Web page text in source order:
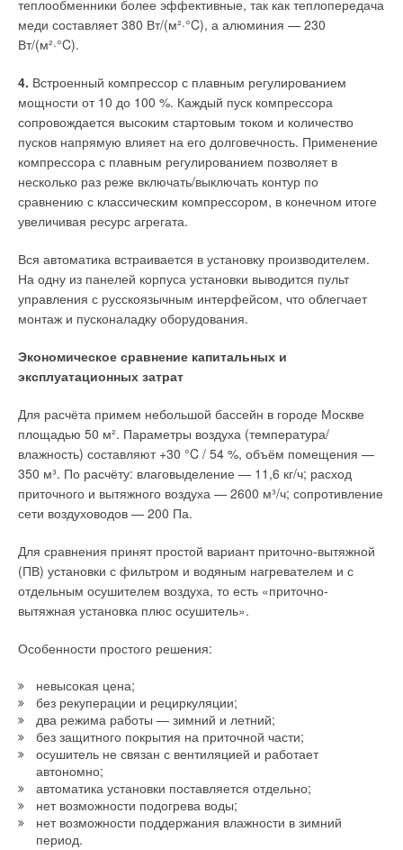
теплообменники более эффективные, так как теплопередача
меди составляет 380 Вт/(м²·°C), а алюминия — 230
Вт/(м²·°C).
4. Встроенный компрессор с плавным регулированием
мощности от 10 до 100 %. Каждый пуск компрессора
сопровождается высоким стартовым током и количество
пусков напрямую влияет на его долговечность. Применение
компрессора с плавным регулированием позволяет в
несколько раз реже включать/выключать контур по
сравнению с классическим компрессором, в конечном итоге
увеличивая ресурс агрегата.
Вся автоматика встраивается в установку производителем.
На одну из панелей корпуса установки выводится пульт
управления с русскоязычным интерфейсом, что облегчает
монтаж и пусконаладку оборудования.
Экономическое сравнение капитальных и
эксплуатационных затрат
Для расчёта примем небольшой бассейн в городе Москве
площадью 50 м². Параметры воздуха (температура/
влажность) составляют +30 °C / 54 %, объём помещения —
350 м³. По расчёту: влаговыделение — 11,6 кг/ч; расход
приточного и вытяжного воздуха — 2600 м³/ч; сопротивление
сети воздуховодов — 200 Па.
Для сравнения принят простой вариант приточно-вытяжной
(ПВ) установки с фильтром и водяным нагревателем и с
отдельным осушителем воздуха, то есть «приточно-
вытяжная установка плюс осушитель».
Особенности простого решения:
невысокая цена;
без рекуперации и рециркуляции;
два режима работы — зимний и летний;
без защитного покрытия на приточной части;
осушитель не связан с вентиляцией и работает
автономно;
автоматика установки поставляется отдельно;
нет возможности подогрева воды;
нет возможности поддержания влажности в зимний
период.
Решения по контролю качества воздуха более или менее
известны, хотя имеют малое проникновение и всё ещё
высокую стоимость. Тем не менее, они уже сейчас
позволяют управлять в автоматическом режиме различной
климатической техникой. Следующий шаг — это
объединение системы контроля воздуха внутри помещения
с системой контроля воздуха снаружи, на улице.
Это позволит ещё больше повысить эффективность всей
системы, ведь если на улице чистый воздух, то система
очистки воздуха может не задействоваться, но микроклимат в
помещении будет находиться всё равно на высоком уровне.
Такие компактные решения уже разработаны и находятся на
стадии внедрения, а это значит, что спектр возможностей
для проектирования комфортных офисов при соблюдении
требований экологичности ещё больше расширится.
→
Влияние стак‑эффекта на систему противодымной
вентиляции в многоэтажных жилых зданиях
→
систем обеспечения микроклимата центров обработки
→
Свежий воздух без компромиссов: новые приточно-
вытяжные установки SHUFT UniMAX для квартиры и
частного дома
ЖУРНАЛ СОК ИЮНЬ 2026
→ Вентиляция жилых помещений
ЖУРНАЛ СОК ИЮНЬ 2026
→
Анализ российского рынка сплит-систем на основе
макроэкономических факторов
ЖУРНАЛ СОК ИЮНЬ 2026
Рекуператор с промежуточным теплоносителем
из которых располагается в приточном канале вентиляции, а
другой — в вытяжном. Между теплообменниками в
замкнутой системе циркулирует антифриз, который в
теплообменнике вытяжного канала аккумулирует тепло, а в
теплообменнике приточного его отдаёт. Риск передачи
запахов и загрязнений в такой системе отсутствует.
Теплообмен можно регулировать, изменяя скорость протока
антифриза и величину воздушного потока.
Камерный рекуператор
Основу данного рекуператора составляет камера,
воздушных потоков с таким расчётом, что тёплый вытяжной
пропускается приточный. Такая система не является
изолированной и допускает смешение потоков воздуха, но
имеет высокий показатель эффективности — порядка 70–80
%.
Рекуператор – тепловые трубы